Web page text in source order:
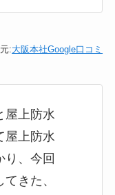
:大阪本社Google口コミ
屋上防水
屋上防水
り、今回
きた、